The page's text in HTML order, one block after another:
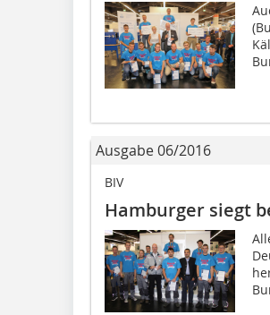
Ausgabe 06/2016
BIV
Hamburger siegt